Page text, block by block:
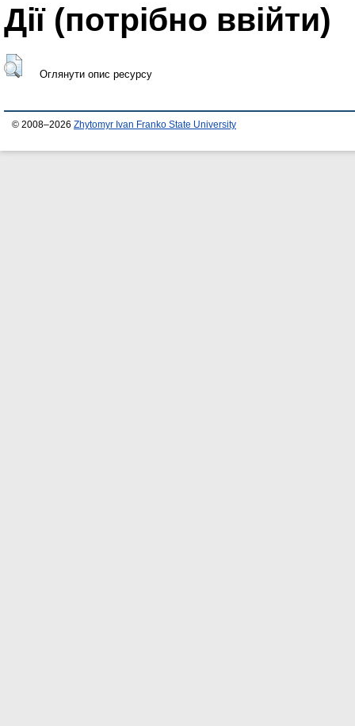
Дії ​​(потрібно ввійти)
Оглянути опис ресурсу
© 2008–2026 Zhytomyr Ivan Franko State University